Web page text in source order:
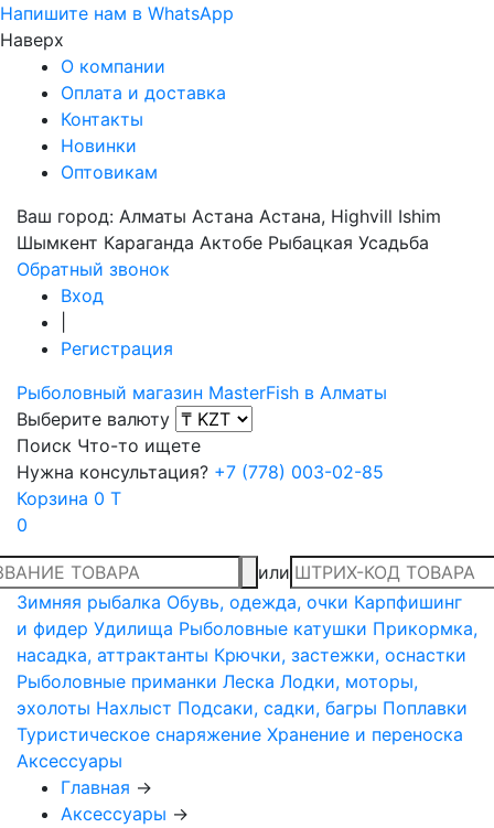
Напишите нам в WhatsApp
Наверх
О компании
Оплата и доставка
Контакты
Новинки
Оптовикам
Ваш город: Алматы Астана Астана, Highvill Ishim
Шымкент Караганда Актобе Рыбацкая Усадьба
Обратный звонок
Вход
Регистрация
Рыболовный магазин MasterFish в Алматы
Выберите валюту
Поиск Что-то ищете
Нужна консультация? +7 (778) 003-02-85
Корзина 0 T
0
или
Зимняя рыбалка Обувь, одежда, очки Карпфишинг
и фидер Удилища Рыболовные катушки Прикормка,
насадка, аттрактанты Крючки, застежки, оснастки
Рыболовные приманки Леска Лодки, моторы,
эхолоты Нахлыст Подсаки, садки, багры Поплавки
Туристическое снаряжение Хранение и переноска
Аксессуары
Главная →
Аксессуары →